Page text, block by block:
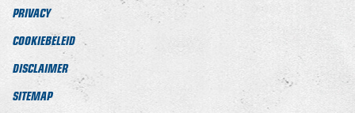
PRIVACY
COOKIEBELEID
DISCLAIMER
SITEMAP